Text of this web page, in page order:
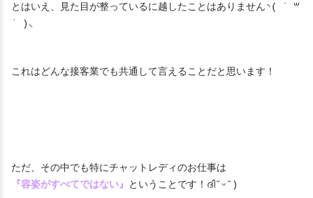
とはいえ、見た目が整っているに越したことはありません◝( ˙ ꒳
˙ )◟
これはどんな接客業でも共通して言えることだと思います！
ただ、その中でも特にチャットレディのお仕事は
『容姿がすべてではない』
ということです！ദി˘ᵕ˘)